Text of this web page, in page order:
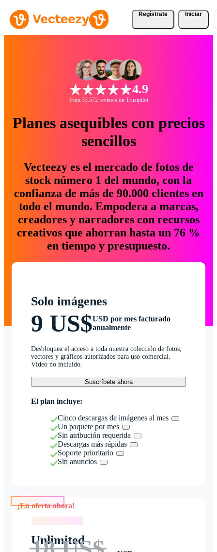
Regístrate Iniciar
4.9
from 33.572 reviews on Trustpilot
Planes asequibles con precios
sencillos
Vecteezy es el mercado de fotos de
stock número 1 del mundo, con la
confianza de más de 90.000 clientes en
todo el mundo. Empodera a marcas,
creadores y narradores con recursos
creativos que ahorran hasta un 76 %
en tiempo y presupuesto.
Solo imágenes
9 US$USD por mes facturado
anualmente
Desbloquea el acceso a toda nuestra colección de fotos,
vectores y gráficos autorizados para uso comercial.
Vídeo no incluido.
Suscríbete ahora
El plan incluye:
Cinco descargas de imágenes al mes
Un paquete por mes
Sin atribución requerida
Descargas más rápidas
Soporte prioritario
Sin anuncios
Unlimited